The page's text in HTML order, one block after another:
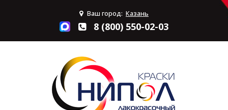
Ваш город: Казань
8 (800) 550-02-03